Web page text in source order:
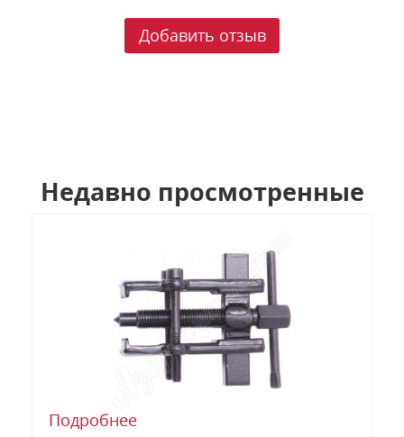
Добавить отзыв
Недавно просмотренные
Подробнее